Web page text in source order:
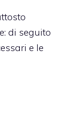
di seguito
e le